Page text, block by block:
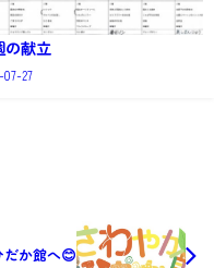
の献立
07-27
だか館へ😊